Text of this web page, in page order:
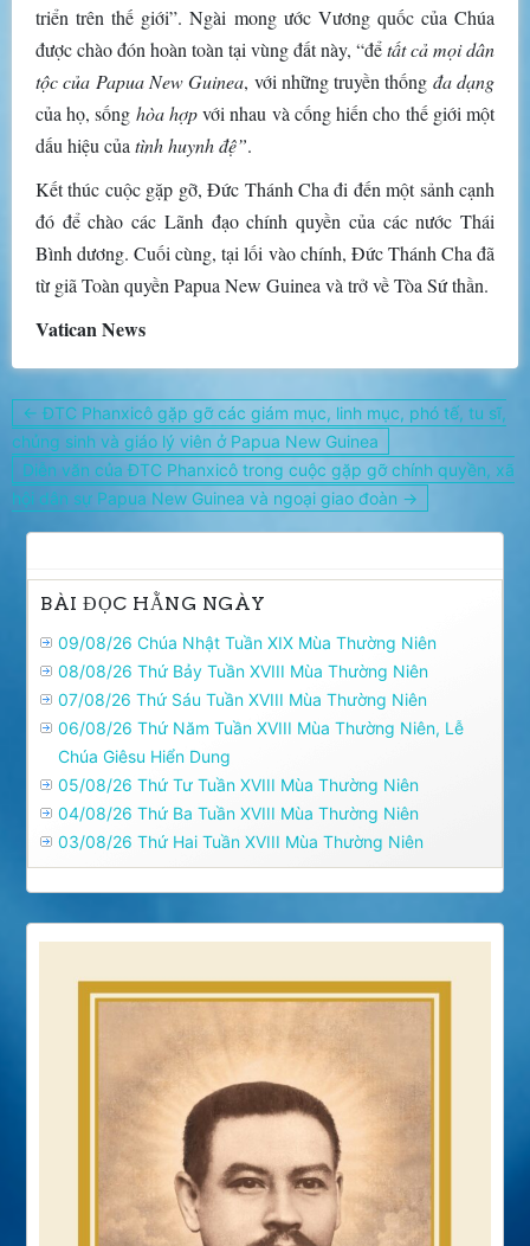
triển trên thế giới”. Ngài mong ước Vương quốc của Chúa
được chào đón hoàn toàn tại vùng đất này, “đểtất cả mọi dân
tộc của Papua New Guinea, với những truyền thống đa dạng
của họ, sống hòa hợpvới nhau và cống hiến cho thế giới một
dấu hiệu củatình huynh đệ”.
Kết thúc cuộc gặp gỡ, Đức Thánh Cha đi đến một sảnh cạnh
đó để chào các Lãnh đạo chính quyền của các nước Thái
Bình dương. Cuối cùng, tại lối vào chính, Đức Thánh Cha đã
từ giã Toàn quyền Papua New Guinea và trở về Tòa Sứ thần.
Vatican News
Điều
hướng
bài
viết
← ĐTC Phanxicô gặp gỡ các giám mục, linh mục, phó tế, tu sĩ,
chủng sinh và giáo lý viên ở Papua New Guinea
Diễn văn của ĐTC Phanxicô trong cuộc gặp gỡ chính quyền, xã
hội dân sự Papua New Guinea và ngoại giao đoàn →
BÀI ĐỌC HẰNG NGÀY
09/08/26 Chúa Nhật Tuần XIX Mùa Thường Niên
08/08/26 Thứ Bảy Tuần XVIII Mùa Thường Niên
07/08/26 Thứ Sáu Tuần XVIII Mùa Thường Niên
06/08/26 Thứ Năm Tuần XVIII Mùa Thường Niên, Lễ
Chúa Giêsu Hiển Dung
05/08/26 Thứ Tư Tuần XVIII Mùa Thường Niên
04/08/26 Thứ Ba Tuần XVIII Mùa Thường Niên
03/08/26 Thứ Hai Tuần XVIII Mùa Thường Niên